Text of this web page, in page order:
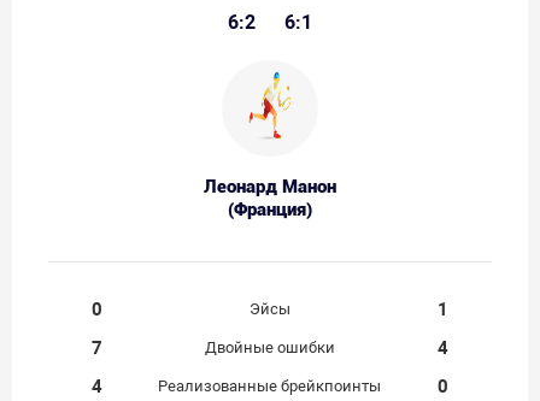
6:2 6:1
Леонард Манон
(Франция)
0 Эйсы
1
7
Двойные ошибки
4
4
Реализованные брейкпоинты
0